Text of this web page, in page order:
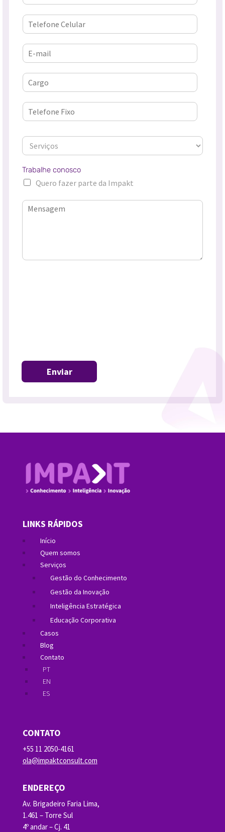
Trabalhe conosco
Quero fazer parte da Impakt
Enviar
LINKS RÁPIDOS
Início
Quem somos
Serviços
Gestão do Conhecimento
Gestão da Inovação
Inteligência Estratégica
Educação Corporativa
Casos
Blog
Contato
PT
EN
ES
CONTATO
+55 11 2050-4161
ola@impaktconsult.com
ENDEREÇO
Av. Brigadeiro Faria Lima,
1.461 – Torre Sul
4º andar – Cj. 41